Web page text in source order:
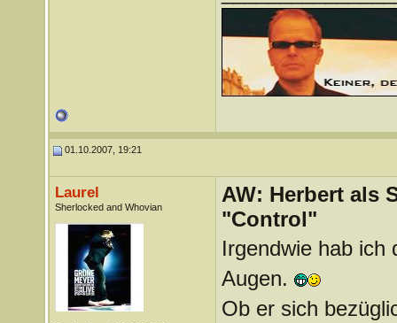
01.10.2007, 19:21
Laurel
Sherlocked and Whovian
AW: Herbert als
"Control"
Irgendwie hab ich
Augen.
Ob er sich